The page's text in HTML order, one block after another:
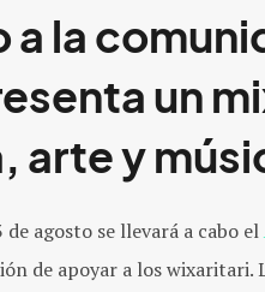
a la
un
arte y
agosto se llevará a cabo el
de apoyar a los wixaritari.